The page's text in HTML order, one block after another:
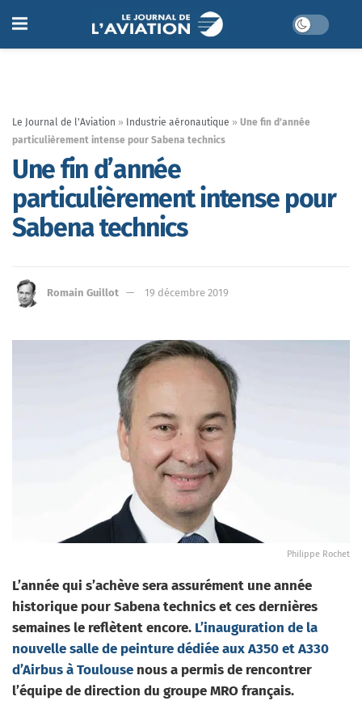
Le Journal de l'Aviation » Industrie aéronautique » Une fin d’année
particulièrement intense pour Sabena technics
Une fin d’année
particulièrement intense pour
Sabena technics
Romain Guillot 19 décembre 2019
Philippe Rochet
L’année qui s’achève sera assurément une année
historique pour Sabena technics et ces dernières
semaines le reflètent encore. L’inauguration de la
nouvelle salle de peinture dédiée aux A350 et A330
d’Airbus à Toulouse nous a permis de rencontrer
l’équipe de direction du groupe MRO français.